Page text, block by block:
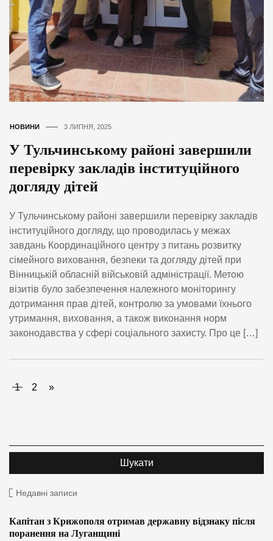
НОВИНИ 3 ЛИПНЯ, 2025
У Тульчинському районі завершили
перевірку закладів інституційного
догляду дітей
У Тульчинському районі завершили перевірку закладів
інституційного догляду, що проводилась у межах
завдань Координаційного центру з питань розвитку
сімейного виховання, безпеки та догляду дітей при
Вінницькій обласній військовій адміністрації. Метою
візитів було забезпечення належного моніторингу
дотримання прав дітей, контролю за умовами їхнього
утримання, виховання, а також виконання норм
законодавства у сфері соціального захисту. Про це […]
1 2 »
Недавні записи
Капітан з Крижополя отримав державну відзнаку після
поранення на Луганщині